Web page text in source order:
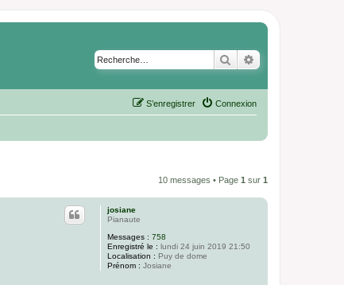
RechercherRecherche
Connexion
S’enregistrer
10 messages • Page 1 sur 1
josiane
Pianaute
Messages : 758
Enregistré le : lundi 24 juin 2019 21:50
Localisation : Puy de dome
Prénom : Josiane